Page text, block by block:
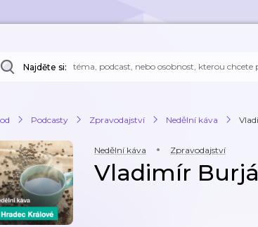
Najděte si:
Podcasty Zpravodajství Nedělní káva
Nedělní káva Zpravodajství
Vladimír